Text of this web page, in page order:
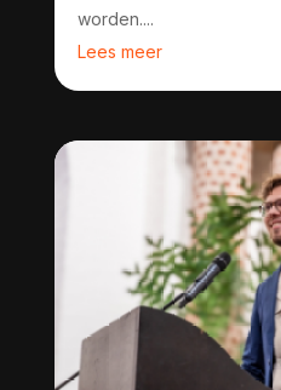
worden....
Lees meer